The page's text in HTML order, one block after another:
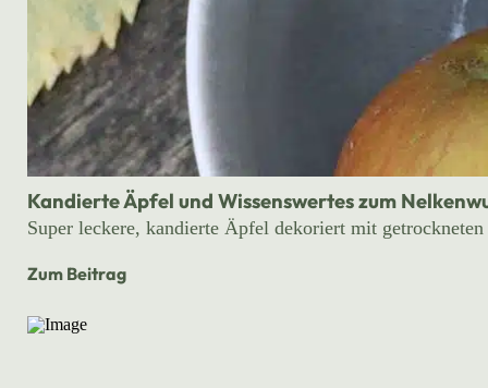
Kandierte Äpfel und Wissenswertes zum
Super leckere, kandierte Äpfel dekoriert mit
Zum Beitrag